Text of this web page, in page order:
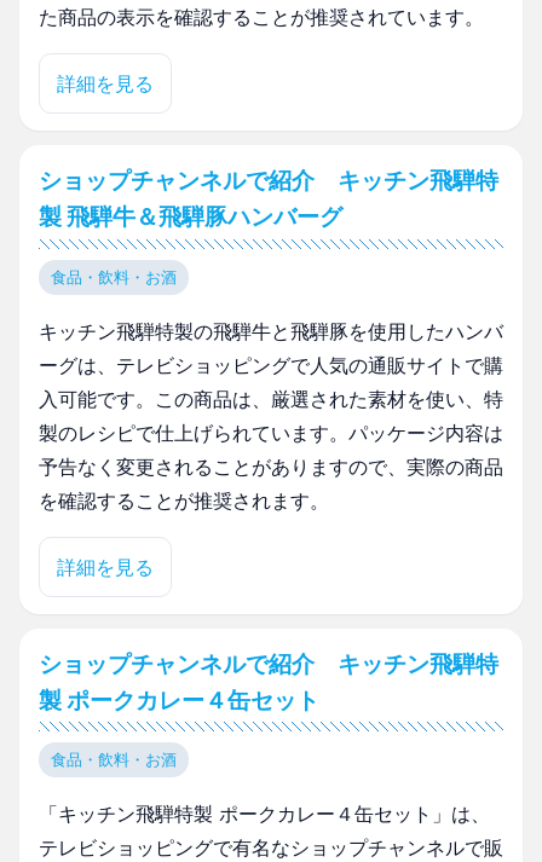
た商品の表示を確認することが推奨されています。
詳細を見る
ショップチャンネルで紹介 キッチン飛騨特
製 飛騨牛＆飛騨豚ハンバーグ
食品・飲料・お酒
キッチン飛騨特製の飛騨牛と飛騨豚を使用したハンバ
ーグは、テレビショッピングで人気の通販サイトで購
入可能です。この商品は、厳選された素材を使い、特
製のレシピで仕上げられています。パッケージ内容は
予告なく変更されることがありますので、実際の商品
を確認することが推奨されます。
詳細を見る
ショップチャンネルで紹介 キッチン飛騨特
製 ポークカレー４缶セット
食品・飲料・お酒
「キッチン飛騨特製 ポークカレー４缶セット」は、
テレビショッピングで有名なショップチャンネルで販